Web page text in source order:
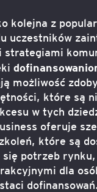
kolejna z
uczestników
strategiami
możliwość
które są
w tych
oferuje
które są
potrzeb
dla
dofinansowań.